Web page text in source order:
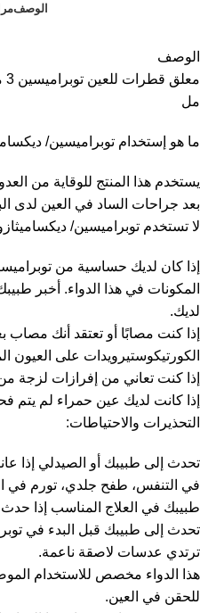
الوصف
الوصف
مل
ما هو إستخدام توبراميسين/
يستخدم هذا المنتج للوقاية من
بعد جراحات الساد في العين لدى
لا تستخدم توبراميسين/
إذا كان لديك حساسية من
المكونات في هذا الدواء. أخبر
لديك.
إذا كنت مصابًا أو تعتقد أنك
الكورتيكوستيرويدات على العيون
إذا كنت تعاني من إفرازات لزجة
إذا كانت لديك عين حمراء لم يتم
التحذيرات والاحتياطات:
تحدث إلى طبيبك أو الصيدلي
في التنفس، طفح جلدي، تورم في
طبيبك في العلاج المناسب إذا
تحدث إلى طبيبك قبل البدء في
ترتدي عدسات لاصقة ناعمة.
هذا الدواء مخصص للاستخدام
للحقن في العين.